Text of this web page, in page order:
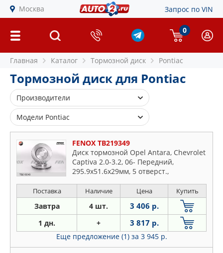
Москва Запрос по VIN
0
Главная Каталог Тормозной диск Pontiac
Тормозной диск для Pontiac
Производители
COMLINE
FENOX
LPR
PATRON
STELLOX
TEXTAR
Модели Pontiac
Bonneville
Matiz
Montana
Torrent
Trans
FENOX TB219349
Диск тормозной Opel Antara, Chevrolet
Captiva 2.0-3.2, 06- Передний,
295.9x51.6x29мм, 5 отверст.,
Поставка Наличие Цена Купить
Завтра 4 шт. 3 406 р.
1 дн. + 3 817 р.
Еще предложение (1) за 3 945 р.